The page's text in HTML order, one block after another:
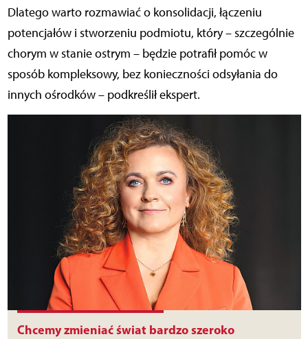
Dlatego warto rozmawiać o konsolidacji, łączeniu
potencjałów i stworzeniu podmiotu, który – szczególnie
chorym w stanie ostrym – będzie potrafił pomóc w
sposób kompleksowy, bez konieczności odsyłania do
innych ośrodków – podkreślił ekspert.
Chcemy zmieniać świat bardzo szeroko